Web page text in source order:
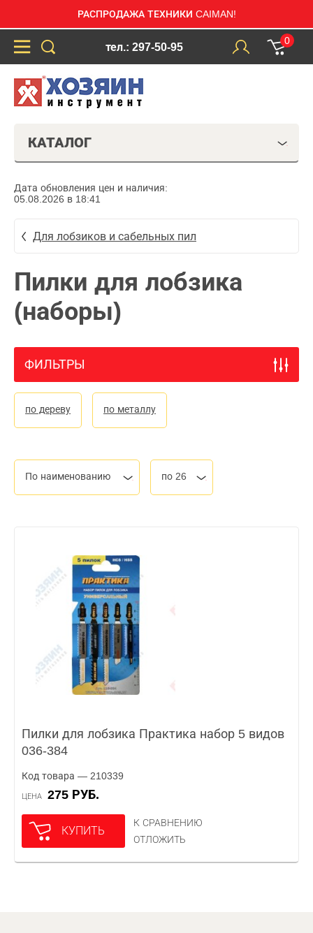
РАСПРОДАЖА ТЕХНИКИ CAIMAN!
тел.: 297-50-95
0
КАТАЛОГ
Дата обновления цен и наличия:
05.08.2026 в 18:41
Для лобзиков и сабельных пил
Пилки для лобзика
(наборы)
ФИЛЬТРЫ
по дереву по металлу
По наименованию по 26
Пилки для лобзика Практика набор 5 видов
036-384
Код товара — 210339
ЦЕНА 275 РУБ.
КУПИТЬ
К СРАВНЕНИЮ
ОТЛОЖИТЬ